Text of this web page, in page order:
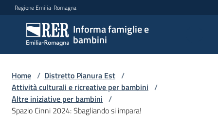
Vai al contenuto
Vai alla navigazione
Vai al footer
Regione Emilia-Romagna
Informa famiglie e
bambini
Informa
famiglie
e
bambini
Argomenti
Home / Distretto Pianura Est /
Attività culturali e ricreative per bambini /
Altre iniziative per bambini /
Spazio Cinni 2024: Sbagliando si impara!